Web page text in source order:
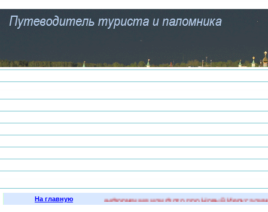
На главную
историческая информация или фото про Новый